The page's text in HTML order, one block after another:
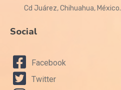
Cd Juárez, Chihuahua, México.
Social
Facebook
Twitter